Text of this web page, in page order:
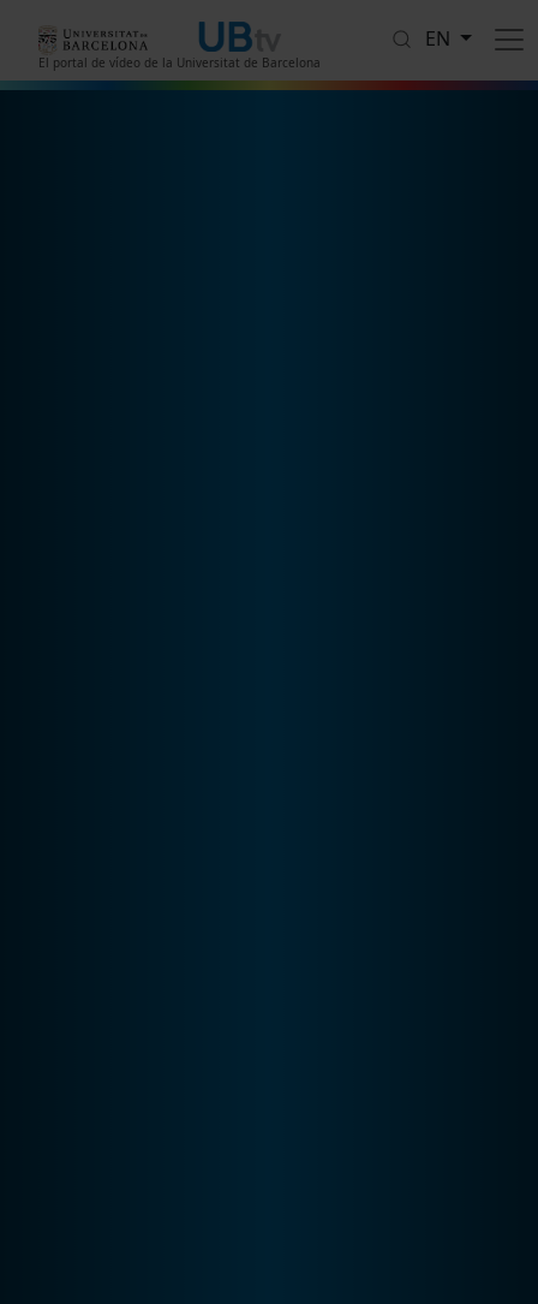
El portal de vídeo de la Universitat de Barcelona
EN